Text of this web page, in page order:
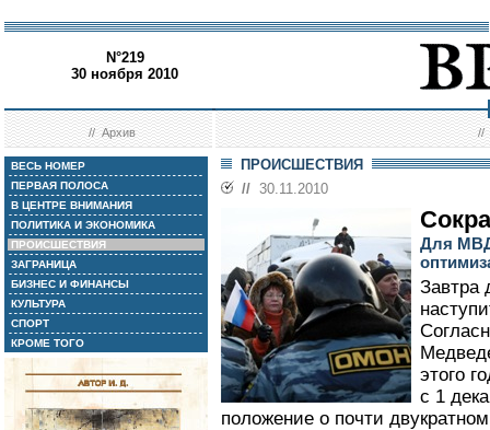
N°219
30 ноября 2010
//Архив //
ВЕСЬ НОМЕР
ПЕРВАЯ ПОЛОСА
В ЦЕНТРЕ ВНИМАНИЯ
ПОЛИТИКА И ЭКОНОМИКА
ПРОИСШЕСТВИЯ
ЗАГРАНИЦА
БИЗНЕС И ФИНАНСЫ
КУЛЬТУРА
СПОРТ
КРОМЕ ТОГО
ПРОИСШЕСТВИЯ
// 30.11.2010
Для МВД
Завтра
этого
с 1
положение о почти